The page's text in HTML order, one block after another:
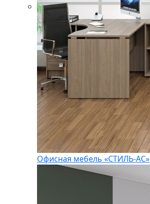
Офисная мебель «СТИЛЬ-АС»